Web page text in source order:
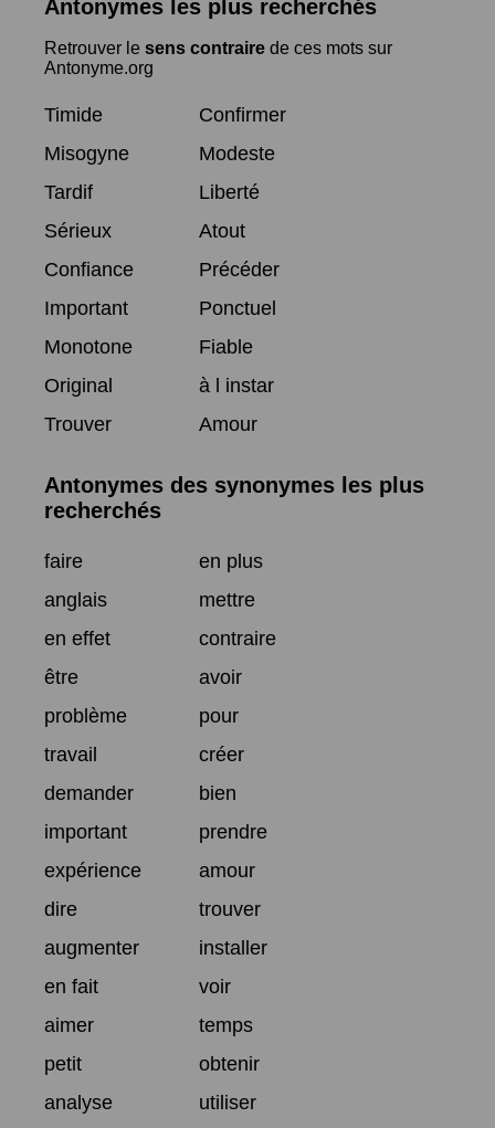
Antonymes les plus recherchés
Retrouver le sens contraire de ces mots sur
Antonyme.org
Timide
Confirmer
Misogyne
Modeste
Tardif
Liberté
Sérieux
Atout
Confiance
Précéder
Important
Ponctuel
Monotone
Fiable
Original
à l instar
Trouver
Amour
Antonymes des synonymes les plus
recherchés
faire
en plus
anglais
mettre
en effet
contraire
être
avoir
problème
pour
travail
créer
demander
bien
important
prendre
expérience
amour
dire
trouver
augmenter
installer
en fait
voir
aimer
temps
petit
obtenir
analyse
utiliser